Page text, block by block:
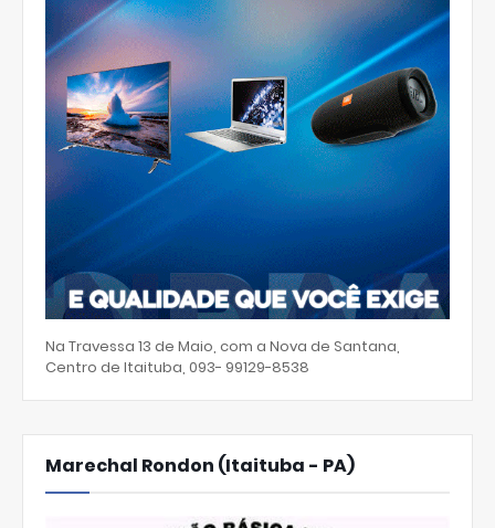
Na Travessa 13 de Maio, com a Nova de Santana,
Centro de Itaituba, 093- 99129-8538
Marechal Rondon (Itaituba - PA)